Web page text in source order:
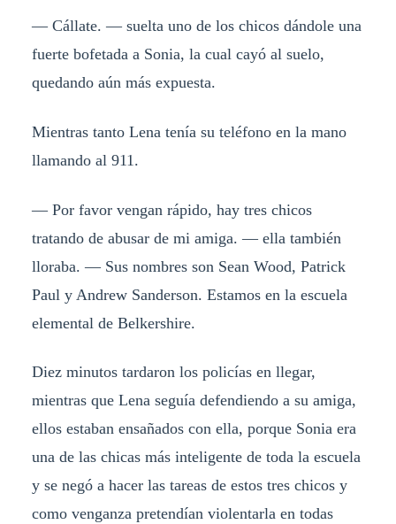
— Cállate. — suelta uno de los chicos dándole una
fuerte bofetada a Sonia, la cual cayó al suelo,
quedando aún más expuesta.
Mientras tanto Lena tenía su teléfono en la mano
llamando al 911.
— Por favor vengan rápido, hay tres chicos
tratando de abusar de mi amiga. — ella también
lloraba. — Sus nombres son Sean Wood, Patrick
Paul y Andrew Sanderson. Estamos en la escuela
elemental de Belkershire.
Diez minutos tardaron los policías en llegar,
mientras que Lena seguía defendiendo a su amiga,
ellos estaban ensañados con ella, porque Sonia era
una de las chicas más inteligente de toda la escuela
y se negó a hacer las tareas de estos tres chicos y
como venganza pretendían violentarla en todas